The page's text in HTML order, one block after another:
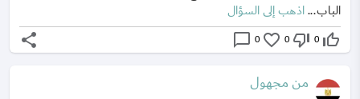
الباب...اذهب إلى السؤال
thumb_up_off_alt
0
thumb_down_off_alt
0
favorite_border
0
chat_bubble_outline
share
من مجهول